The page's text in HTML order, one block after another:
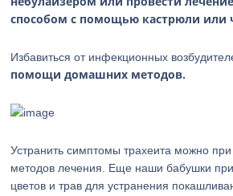
способом с помощью кастрюли или
Избавиться от инфекционных
помощи домашних методов.
Устранить симптомы трахеита можно
методов лечения. Еще наши бабушки
цветов и трав для устранения